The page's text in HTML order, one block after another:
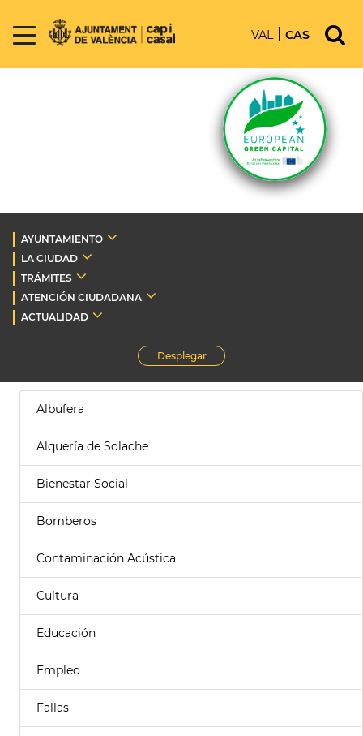
VAL CAS
AYUNTAMIENTO
LA CIUDAD
TRÁMITES
ATENCIÓN CIUDADANA
ACTUALIDAD
Desplegar
Albufera
Alquería de Solache
Bienestar Social
Bomberos
Contaminación Acústica
Cultura
Educación
Empleo
Fallas